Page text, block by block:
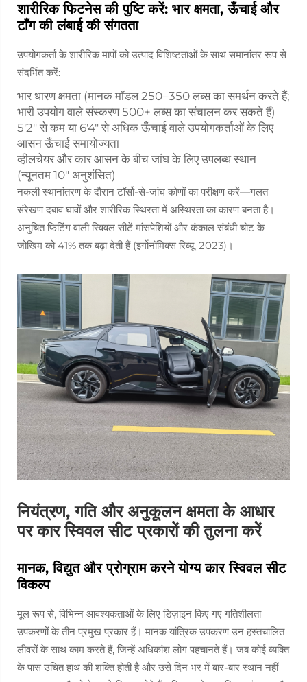
शारीरिक फिटनेस की पुष्टि करें: भार क्षमता, ऊँचाई और
टाँग की लंबाई की संगतता
उपयोगकर्ता के शारीरिक मापों को उत्पाद विशिष्टताओं के साथ समानांतर रूप से
संदर्भित करें:
भार धारण क्षमता (मानक मॉडल 250–350 लब्स का समर्थन करते हैं;
भारी उपयोग वाले संस्करण 500+ लब्स का संचालन कर सकते हैं)
5'2" से कम या 6'4" से अधिक ऊँचाई वाले उपयोगकर्ताओं के लिए
आसन ऊँचाई समायोज्यता
व्हीलचेयर और कार आसन के बीच जांघ के लिए उपलब्ध स्थान
(न्यूनतम 10" अनुशंसित)
नकली स्थानांतरण के दौरान टॉर्सो-से-जांघ कोणों का परीक्षण करें—गलत
संरेखण दबाव घावों और शारीरिक स्थिरता में अस्थिरता का कारण बनता है।
अनुचित फिटिंग वाली स्विवल सीटें मांसपेशियों और कंकाल संबंधी चोट के
जोखिम को 41% तक बढ़ा देती हैं (इर्गोनॉमिक्स रिव्यू, 2023)।
नियंत्रण, गति और अनुकूलन क्षमता के आधार
पर कार स्विवल सीट प्रकारों की तुलना करें
मानक, विद्युत और प्रोग्राम करने योग्य कार स्विवल सीट
विकल्प
मूल रूप से, विभिन्न आवश्यकताओं के लिए डिज़ाइन किए गए गतिशीलता
उपकरणों के तीन प्रमुख प्रकार हैं। मानक यांत्रिक उपकरण उन हस्तचालित
लीवरों के साथ काम करते हैं, जिन्हें अधिकांश लोग पहचानते हैं। जब कोई व्यक्ति
के पास उचित हाथ की शक्ति होती है और उसे दिन भर में बार-बार स्थान नहीं